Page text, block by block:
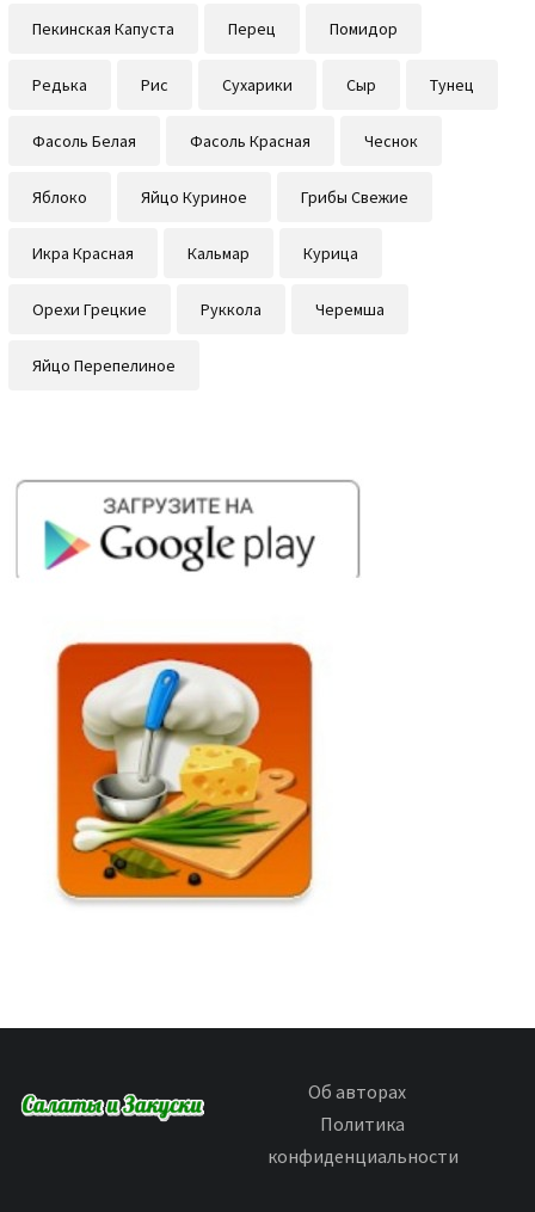
Пекинская Капуста Перец Помидор
Редька Рис Сухарики Сыр Тунец
Фасоль Белая Фасоль Красная Чеснок
Яблоко Яйцо Куриное Грибы Свежие
Икра Красная Кальмар Курица
Орехи Грецкие Руккола Черемша
Яйцо Перепелиное
Об авторах
Политика
конфиденциальности